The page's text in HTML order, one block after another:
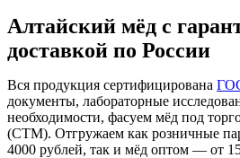
Алтайский мёд с
доставкой по России
Вся продукция сертифицирована
документы, лабораторные
необходимости, фасуем мёд под
(СТМ). Отгружаем как розничные
4000 рублей, так и мёд оптом — от